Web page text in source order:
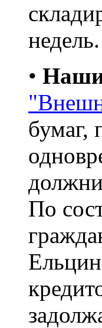
недель.
• Наши
бумаг,
По